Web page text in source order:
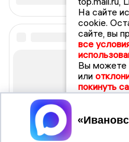
На сайте
cookie.
сайте, вы
все
Вы можете
или
покинуть